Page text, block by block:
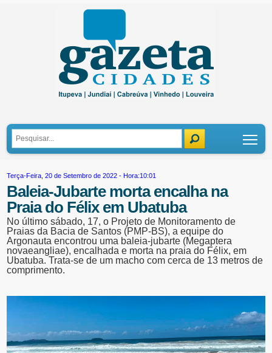
Terça-Feira, 20 de Setembro de 2022 - Hora:10:01
Baleia-Jubarte morta encalha na
Praia do Félix em Ubatuba
No último sábado, 17, o Projeto de Monitoramento de
Praias da Bacia de Santos (PMP-BS), a equipe do
Argonauta encontrou uma baleia-jubarte (Megaptera
novaeangliae), encalhada e morta na praia do Félix, em
Ubatuba. Trata-se de um macho com cerca de 13 metros de
comprimento.